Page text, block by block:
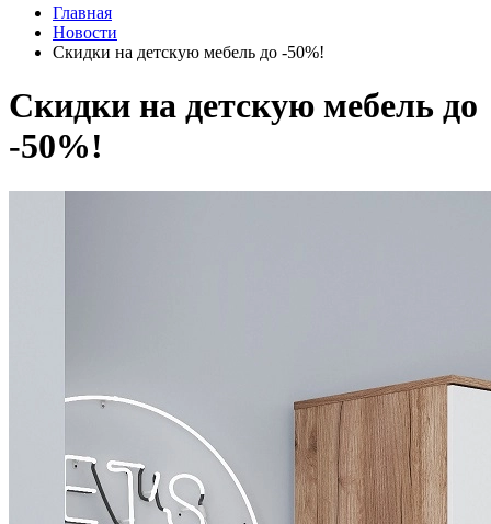
Главная
Новости
Скидки на детскую мебель до -50%!
Скидки на детскую мебель до
-50%!